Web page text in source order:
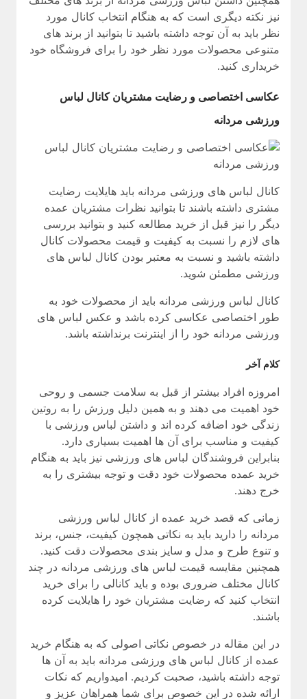
نیز نکته دیگری است که به هنگام انتخاب کانال مورد
نظر باید به آن توجه داشته باشید تا بتوانید از برند های
متنوعی محصولات مورد نظر خود را برای فروشگاه خود
خریداری کنید.
عکاسی اختصاصی و رضایت مشتریان کانال لباس
ورزشی مردانه
کانال لباس های ورزشی مردانه باید هایلایت رضایت
مشتری داشته باشند تا بتوانید نظرات مشتریان عمده
دیگر را نیز قبل از خرید مطالعه کنید و بتوانید بررسی
های لازم را نسبت به کیفیت و قیمت محصولات کانال
داشته باشید و نسبت به معتبر بودن کانال لباس های
ورزشی مطمئن شوید.
کانال لباس ورزشی مردانه باید از محصولات خود به
طور اختصاصی عکاسی کرده باشد و عکس لباس های
ورزشی مردانه خود را از اینترنت برنداشته باشد.
کلام آخر
امروزه افراد بیشتر از قبل به سلامت جسمی و روحی
خود اهمیت می دهند و به همین دلیل ورزش را به روتین
زندگی خود اضافه کرده اند و داشتن لباس ورزشی با
کیفیت و مناسب برای آن ها اهمیت بسیاری دارد.
بنابراین فروشندگان لباس های ورزشی نیز باید به هنگام
خرید عمده محصولات خود دقت و توجه بیشتری را به
خرج دهند.
زمانی که قصد خرید عمده از کانال لباس ورزشی
مردانه را دارید باید به نکاتی همچون کیفیت، جنس، برند
و تنوع طرح و مدل و سایز بندی محصولات دقت کنید.
همچنین مقایسه قیمت لباس های ورزشی مردانه در چند
کانال مختلف ضروری بوده و باید کانالی را برای خرید
انتخاب کنید که رضایت مشتریان خود را هایلایت کرده
باشند.
در این مقاله در خصوص نکاتی اصولی که به هنگام خرید
عمده از کانال لباس های ورزشی مردانه باید به آن ها
توجه داشته باشید، صحبت کردیم. امیدواریم که نکات
ارائه شده در این خصوص برای شما همراهان عزیز و